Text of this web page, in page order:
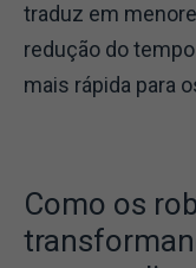
traduz em
redução do
mais rápida para
Como os